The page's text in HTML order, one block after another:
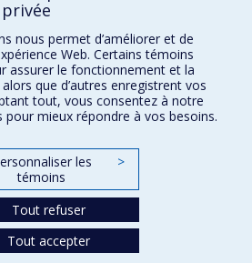
nous permet d’améliorer et de
Web. Certains témoins
assurer le fonctionnement et la
que d’autres enregistrent vos
tout, vous consentez à notre
mieux répondre à vos besoins.
les
témoins
>
Tout refuser
Tout accepter